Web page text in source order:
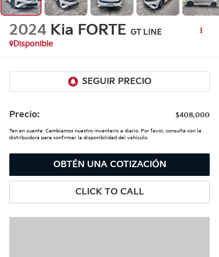
2024 Kia FORTE GT LINE
Disponible
Precio: $408,000
Ten en cuenta: Cambiamos nuestro inventario a diario. Por favor, consulta con la
distribuidora para confirmar la disponibilidad del vehículo.
OBTÉN UNA COTIZACIÓN
CLICK TO CALL